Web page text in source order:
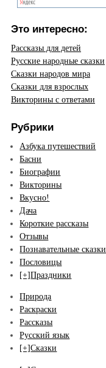
Это интересно:
Рассказы для детей
Русские народные сказки
Сказки народов мира
Сказки для взрослых
Викторины с ответами
Рубрики
Азбука путешествий
Басни
Биографии
Викторины
Вкусно!
Дача
Короткие рассказы
Отзывы
Познавательные сказки
Пословицы
[+]Праздники
Природа
Раскраски
Рассказы
Русский язык
[+]Сказки